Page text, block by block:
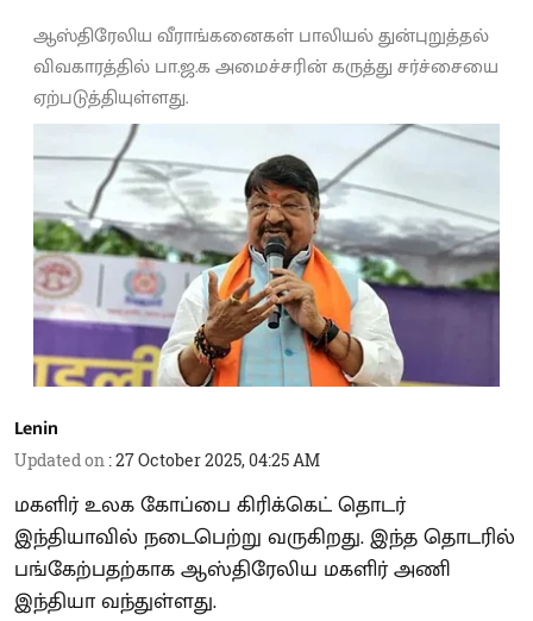
ஆஸ்திரேலிய வீராங்கனைகள் பாலியல் துன்புறுத்தல்
விவகாரத்தில் பா.ஜ.க அமைச்சரின் கருத்து சர்ச்சையை
ஏற்படுத்தியுள்ளது.
Lenin
Updated on :27 October 2025, 04:25 AM
மகளிர் உலக கோப்பை கிரிக்கெட் தொடர்
இந்தியாவில் நடைபெற்று வருகிறது. இந்த தொடரில்
பங்கேற்பதற்காக ஆஸ்திரேலிய மகளிர் அணி
இந்தியா வந்துள்ளது.